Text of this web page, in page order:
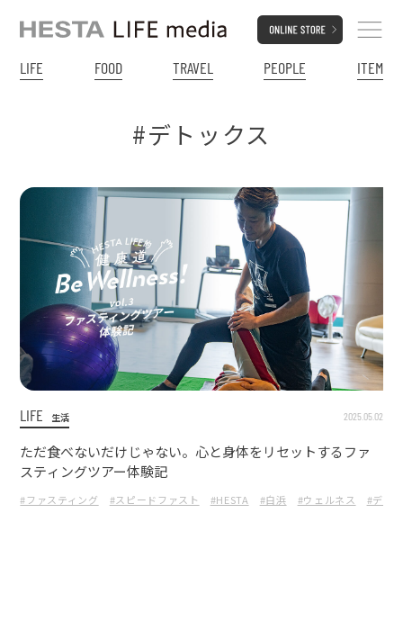
LIFE FOOD TRAVEL PEOPLE ITEM
#デトックス
LIFE 生活 2025.05.02
ただ食べないだけじゃない。心と身体をリセットするファ
スティングツアー体験記
#ファスティング #スピードファスト #HESTA #白浜 #ウェルネス #デト